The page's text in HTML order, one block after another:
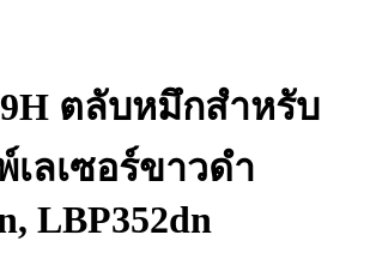
ตลับหมึกสำหรับ
เลเซอร์ขาวดำ
LBP352dn